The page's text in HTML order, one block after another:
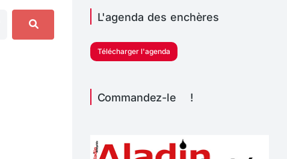
L'agenda des enchères
Télécharger l'agenda
Commandez-le !